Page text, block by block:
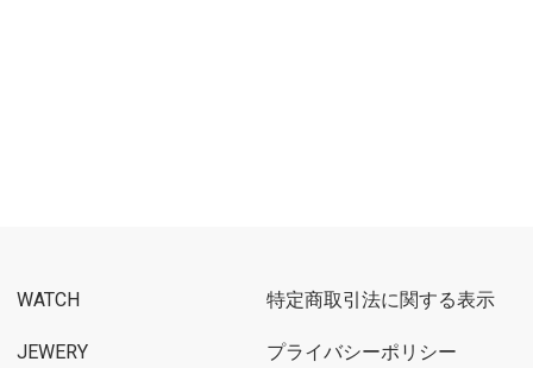
WATCH
JEWERY
特定商取引法に関する表示
プライバシーポリシー